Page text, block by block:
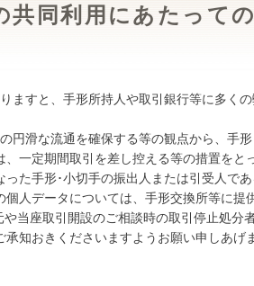
共同利用にあたって
ますと、手形所持人や取引銀行等に多く
円滑な流通を確保する等の観点から、手
一定期間取引を差し控える等の措置をと
た手形･小切手の振出人または引受人で
個人データについては、手形交換所等に提
当座取引開設のご相談時の取引停止処分
知おきくださいますようお願い申しあげ